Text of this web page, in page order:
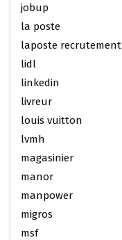
jobup
la poste
laposte recrutement
lidl
linkedin
livreur
louis vuitton
lvmh
magasinier
manor
manpower
migros
msf